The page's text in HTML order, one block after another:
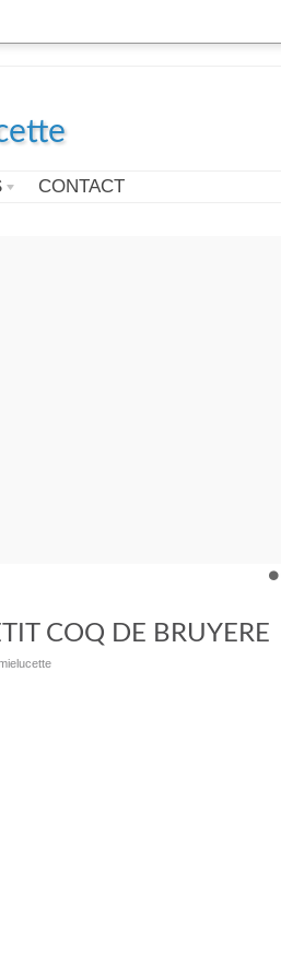
CONTACT
COQ DE BRUYERE